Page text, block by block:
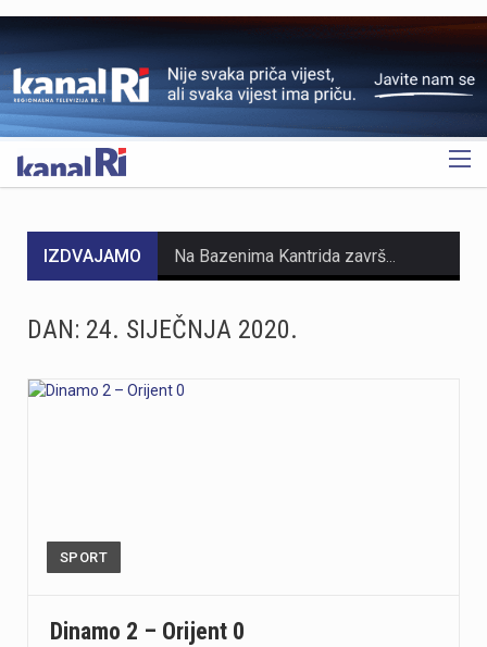
OGLAS
IZDVAJAMO
DAN: 24. SIJEČNJA 2020.
SPORT
Dinamo 2 – Orijent 0